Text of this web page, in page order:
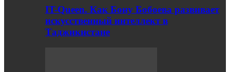
IT-Queen. Как Бону Бобоева развивает
искусственный интеллект в
Таджикистане